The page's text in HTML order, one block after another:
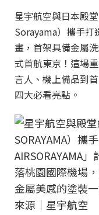
星宇航空與日本殿
Sorayama）攜手打
畫，首架具備金屬
式首航東京！這場
言人、機上備品到
四大必看亮點。